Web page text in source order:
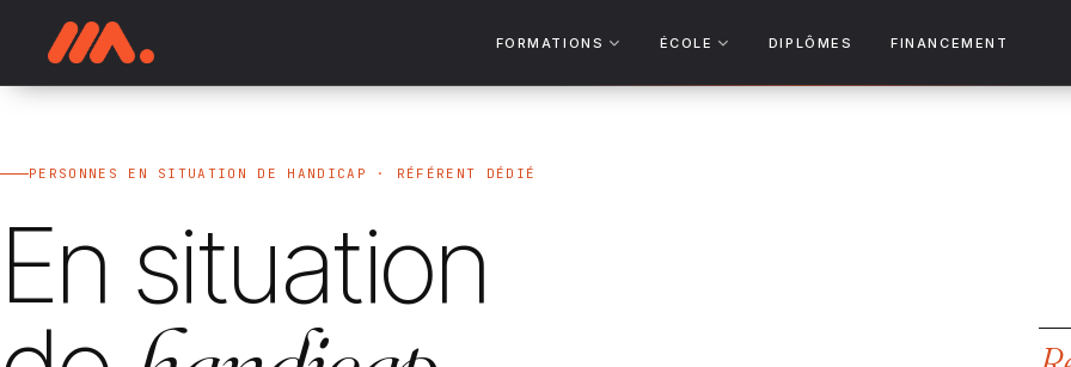
FORMATIONS ÉCOLE DIPLÔMES FINANCEMENT
PERSONNES EN SITUATION DE HANDICAP · RÉFÉRENT DÉDIÉ
En situation